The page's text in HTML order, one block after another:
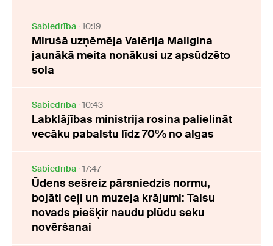
Sabiedrība 10:19
Mirušā uzņēmēja Valērija Maligina
jaunākā meita nonākusi uz apsūdzēto
sola
Sabiedrība 10:43
Labklājības ministrija rosina palielināt
vecāku pabalstu līdz 70% no algas
Sabiedrība 17:47
Ūdens sešreiz pārsniedzis normu,
bojāti ceļi un muzeja krājumi: Talsu
novads piešķir naudu plūdu seku
novēršanai